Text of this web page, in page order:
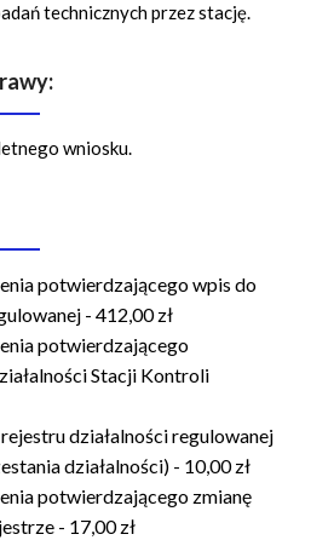
technicznych przez stację.
wniosku.
potwierdzającego wpis do
- 412,00 zł
potwierdzającego
Stacji Kontroli
działalności regulowanej
działalności) - 10,00 zł
potwierdzającego zmianę
- 17,00 zł